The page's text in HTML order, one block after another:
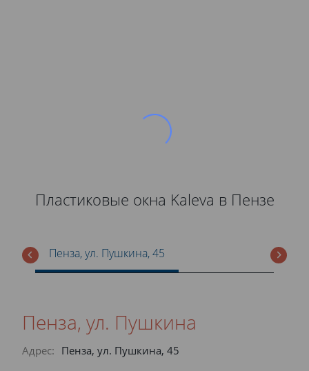
Пластиковые окна Kaleva в Пензе
Пенза, ул. Пушкина, 45
Пенза, ул. Пушкина
Адрес: Пенза, ул. Пушкина, 45